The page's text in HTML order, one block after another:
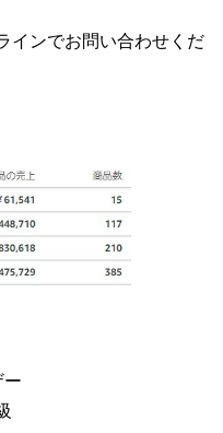
インでお問い合わせくだ
ー